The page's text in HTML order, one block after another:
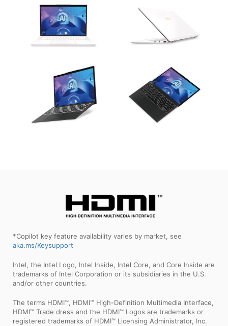
*Copilot key feature availability varies by market, see
aka.ms/Keysupport
Intel, the Intel Logo, Intel Inside, Intel Core, and Core Inside are
trademarks of Intel Corporation or its subsidiaries in the U.S.
and/or other countries.
The terms HDMI™, HDMI™ High-Definition Multimedia Interface,
HDMI™ Trade dress and the HDMI™ Logos are trademarks or
registered trademarks of HDMI™ Licensing Administrator, Inc.